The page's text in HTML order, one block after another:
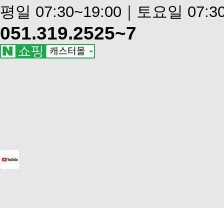
평일 07:30~19:00｜토요일
051.319.2525~7